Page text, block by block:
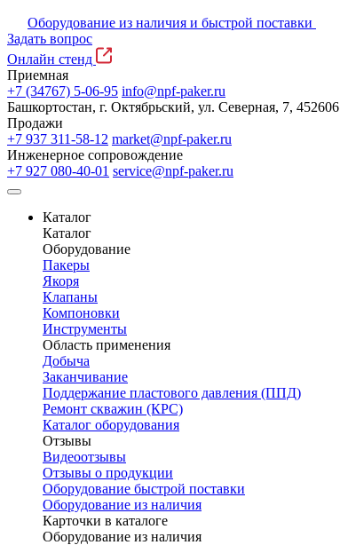
Оборудование из наличия и быстрой поставки
Задать вопрос
Онлайн стенд
Приемная
+7 (34767) 5-06-95 info@npf-paker.ru
Башкортостан, г. Октябрьский, ул. Северная, 7, 452606
Продажи
+7 937 311-58-12 market@npf-paker.ru
Инженерное сопровождение
+7 927 080-40-01 service@npf-paker.ru
Каталог
Каталог
Оборудование
Пакеры
Якоря
Клапаны
Компоновки
Инструменты
Область применения
Добыча
Заканчивание
Поддержание пластового давления (ППД)
Ремонт скважин (КРС)
Каталог оборудования
Отзывы
Видеоотзывы
Отзывы о продукции
Оборудование быстрой поставки
Оборудование из наличия
Карточки в каталоге
Оборудование из наличия